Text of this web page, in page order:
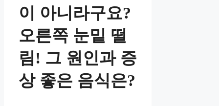
이 아니라구요?
오른쪽 눈밑 떨
림! 그 원인과 증
상 좋은 음식은?